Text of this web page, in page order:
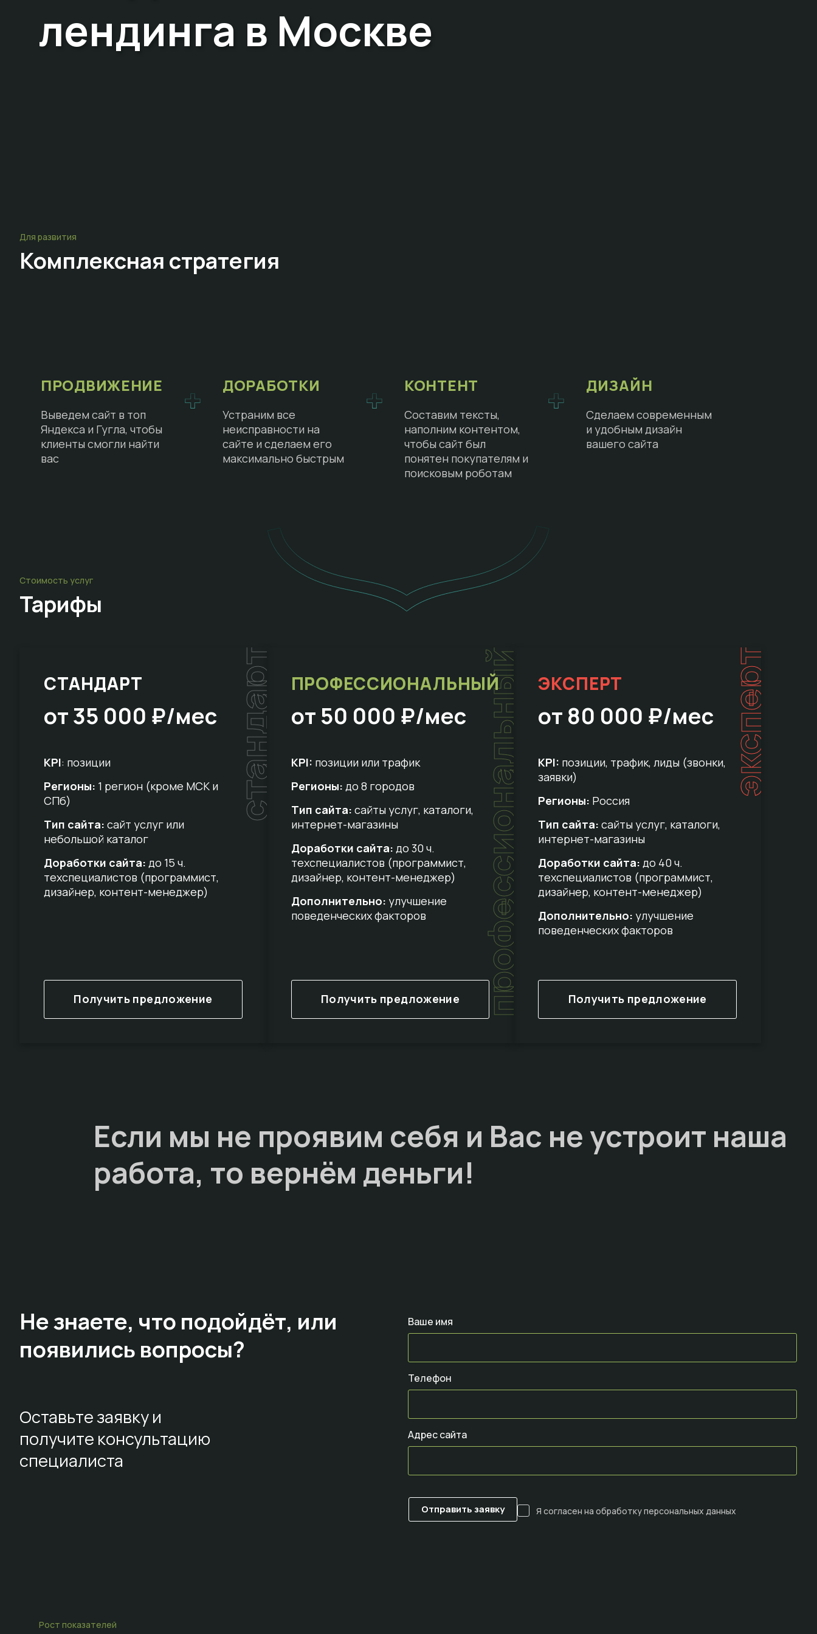
лендинга в Москве
Для развития
Комплексная стратегия
ПРОДВИЖЕНИЕ
Выведем сайт в топ
Яндекса и Гугла, чтобы
клиенты смогли найти
вас
ДОРАБОТКИ
Устраним все
неисправности на
сайте и сделаем его
максимально быстрым
КОНТЕНТ
Составим тексты,
наполним контентом,
чтобы сайт был
понятен покупателям и
поисковым роботам
ДИЗАЙН
Сделаем современным
и удобным дизайн
вашего сайта
Стоимость услуг
Тарифы
стандарт
СТАНДАРТ
от 35 000 ₽/мес
KPI: позиции
Регионы: 1 регион (кроме МСК и
СПб)
Тип сайта: сайт услуг или
небольшой каталог
Доработки сайта: до 15 ч.
техспециалистов (программист,
дизайнер, контент-менеджер)
Получить предложение профессиональный
ПРОФЕССИОНАЛЬНЫЙ
от 50 000 ₽/мес
KPI: позиции или трафик
Регионы: до 8 городов
Тип сайта: сайты услуг, каталоги,
интернет-магазины
Доработки сайта: до 30 ч.
техспециалистов (программист,
дизайнер, контент-менеджер)
Дополнительно: улучшение
поведенческих факторов
Получить предложение
эксперт
ЭКСПЕРТ
от 80 000 ₽/мес
KPI: позиции, трафик, лиды (звонки,
заявки)
Регионы: Россия
Тип сайта: сайты услуг, каталоги,
интернет-магазины
Доработки сайта: до 40 ч.
техспециалистов (программист,
дизайнер, контент-менеджер)
Дополнительно: улучшение
поведенческих факторов
Получить предложение
Если мы не проявим себя и Вас не устроит наша
работа, то вернём деньги!
Оставьте заявку и
получите консультацию
специалиста
Не знаете, что подойдёт, или
появились вопросы?
Ваше имя
Телефон
Адрес сайта
Я согласен на обработку персональных данных
Рост показателей